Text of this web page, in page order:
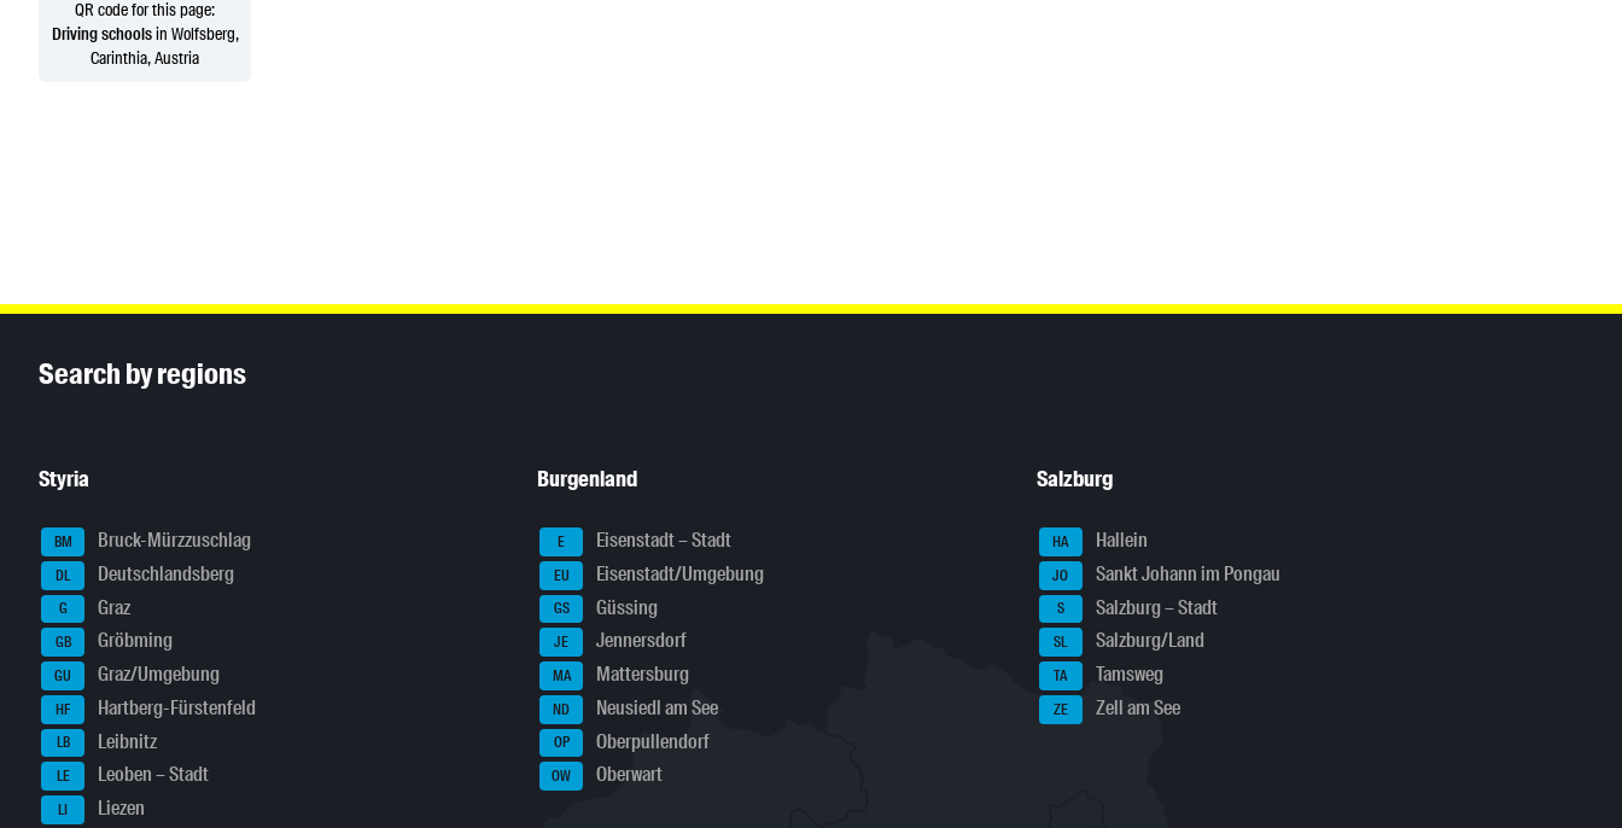
QR code for this page:
Driving schoolsin Wolfsberg,
Carinthia, Austria
Search by regions
Styria
BM Bruck-Mürzzuschlag
DL Deutschlandsberg
G Graz
GB Gröbming
GU Graz/Umgebung
HF Hartberg-Fürstenfeld
LB Leibnitz
LE Leoben – Stadt
LI Liezen
Burgenland
E Eisenstadt – Stadt
EU Eisenstadt/Umgebung
GS Güssing
JE Jennersdorf
MA Mattersburg
ND Neusiedl am See
OP Oberpullendorf
OW Oberwart
Salzburg
HA Hallein
JO Sankt Johann im Pongau
S Salzburg – Stadt
SL Salzburg/Land
TA Tamsweg
ZE Zell am See